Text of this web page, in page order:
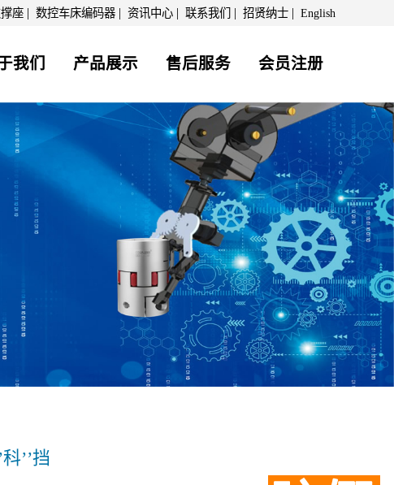
座 | 数控车床编码器 | 资讯中心 | 联系我们 | 招贤纳士 | English
我们 产品展示 售后服务 会员注册
’’挡